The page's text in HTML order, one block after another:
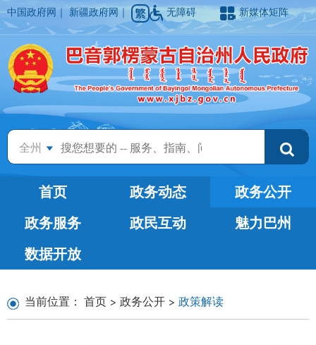
中国政府网 ｜新疆政府网 ｜ 无障碍 新媒体矩阵
全州
首页 政务动态
政务公开
政务服务
政民互动
魅力巴州
数据开放
当前位置： 首页 > 政务公开 > 政策解读